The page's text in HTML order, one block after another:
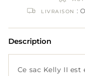
LIVRAISON:
Description
Ce sac Kelly II